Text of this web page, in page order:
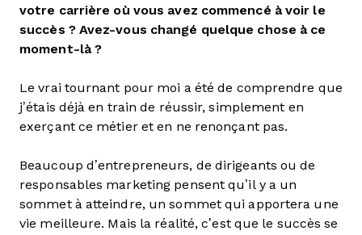
votre carrière où vous avez commencé à voir le
succès ? Avez-vous changé quelque chose à ce
moment-là ?
Le vrai tournant pour moi a été de comprendre que
j’étais déjà en train de réussir, simplement en
exerçant ce métier et en ne renonçant pas.
Beaucoup d’entrepreneurs, de dirigeants ou de
responsables marketing pensent qu’il y a un
sommet à atteindre, un sommet qui apportera une
vie meilleure. Mais la réalité, c’est que le succès se